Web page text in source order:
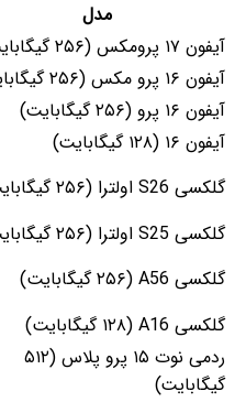
مدل
آیفون ۱۷ پرومکس (۲۵۶ گیگابایت)
آیفون ۱۶ پرو مکس (۲۵۶ گیگابایت)
آیفون ۱۶ پرو (۲۵۶ گیگابایت)
آیفون ۱۶ (۱۲۸ گیگابایت)
گلکسی S26 اولترا (۲۵۶ گیگابایت)
گلکسی S25 اولترا (۲۵۶ گیگابایت)
گلکسی A56 (۲۵۶ گیگابایت)
گلکسی A16 (۱۲۸ گیگابایت)
ردمی نوت ۱۵ پرو پلاس (۵۱۲
گیگابایت)